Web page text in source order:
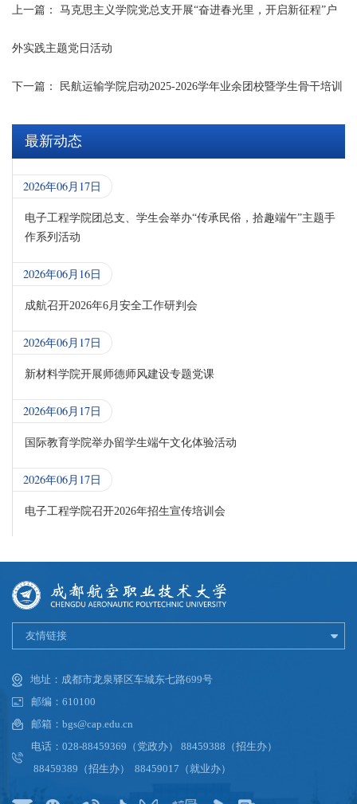
上一篇： 马克思主义学院党总支开展“奋进春光里，开启新征程”户
外实践主题党日活动
下一篇： 民航运输学院启动2025-2026学年业余团校暨学生骨干培训
最新动态
2026年06月17日
电子工程学院团总支、学生会举办“传承民俗，拾趣端午”主题手
作系列活动
2026年06月16日
成航召开2026年6月安全工作研判会
2026年06月17日
新材料学院开展师德师风建设专题党课
2026年06月17日
国际教育学院举办留学生端午文化体验活动
2026年06月17日
电子工程学院召开2026年招生宣传培训会
友情链接
地址：成都市龙泉驿区车城东七路699号
邮编：610100
邮箱：bgs@cap.edu.cn
电话：028-88459369（党政办） 88459388（招生办）
88459389（招生办） 88459017（就业办）